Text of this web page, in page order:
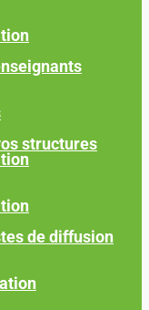
structures
de diffusion